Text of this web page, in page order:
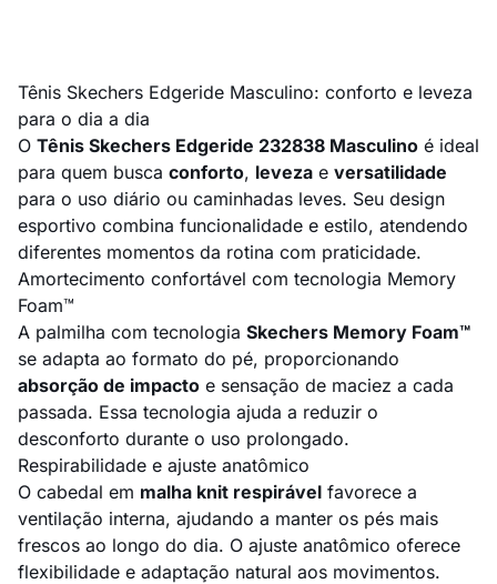
Tênis Skechers Edgeride Masculino: conforto e leveza
para o dia a dia
O Tênis Skechers Edgeride 232838 Masculino é ideal
para quem busca conforto, leveza e versatilidade
para o uso diário ou caminhadas leves. Seu design
esportivo combina funcionalidade e estilo, atendendo
diferentes momentos da rotina com praticidade.
Amortecimento confortável com tecnologia Memory
Foam™
A palmilha com tecnologia Skechers Memory Foam™
se adapta ao formato do pé, proporcionando
absorção de impacto e sensação de maciez a cada
passada. Essa tecnologia ajuda a reduzir o
desconforto durante o uso prolongado.
Respirabilidade e ajuste anatômico
O cabedal em malha knit respirável favorece a
ventilação interna, ajudando a manter os pés mais
frescos ao longo do dia. O ajuste anatômico oferece
flexibilidade e adaptação natural aos movimentos.